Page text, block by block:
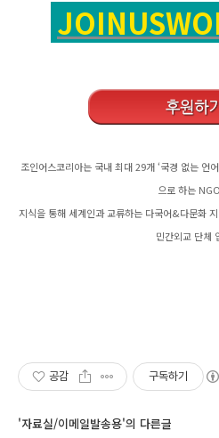
조인어스코리아는 국내 최대 29개 ‘국경 없는 언
으로 하는
지식을 통해 세계인과 교류하는 다국어&다문화
민간외교 단체
공감 구독하기
'자료실/이메일발송용'의 다른글